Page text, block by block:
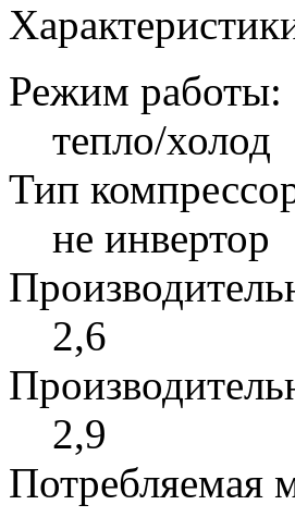
Режим работы:
тепло/холод
Тип
не инвертор
2,6
2,9
Потребляемая